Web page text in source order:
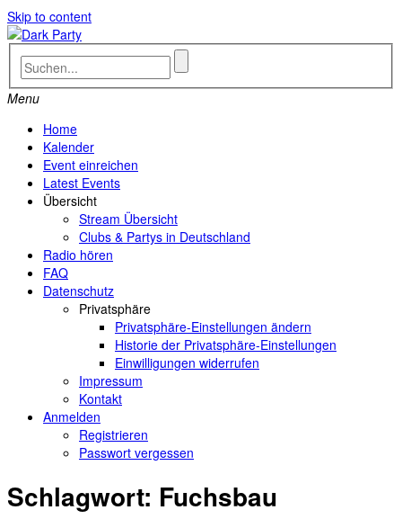
Skip to content
Menu
Home
Kalender
Event einreichen
Latest Events
Übersicht
Stream Übersicht
Clubs & Partys in Deutschland
Radio hören
FAQ
Datenschutz
Privatsphäre
Privatsphäre-Einstellungen ändern
Historie der Privatsphäre-Einstellungen
Einwilligungen widerrufen
Impressum
Kontakt
Anmelden
Registrieren
Passwort vergessen
Schlagwort: Fuchsbau